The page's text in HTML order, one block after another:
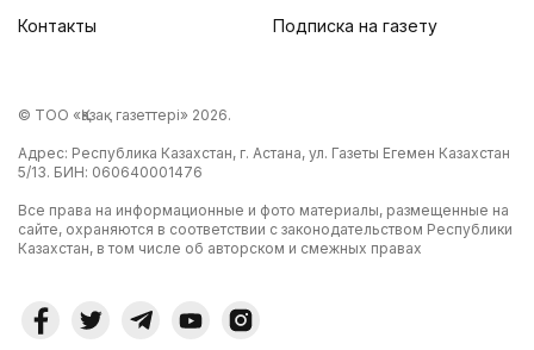
Контакты
Подписка на газету
© ТОО «Қазақ газеттері» 2026.
Адрес: Республика Казахстан, г. Астана, ул. Газеты Егемен Казахстан
5/13. БИН: 060640001476
Все права на информационные и фото материалы, размещенные на
сайте, охраняются в соответствии с законодательством Республики
Казахстан, в том числе об авторском и смежных правах